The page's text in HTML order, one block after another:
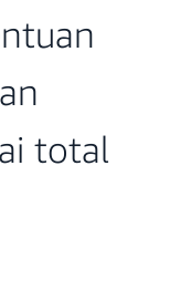
total